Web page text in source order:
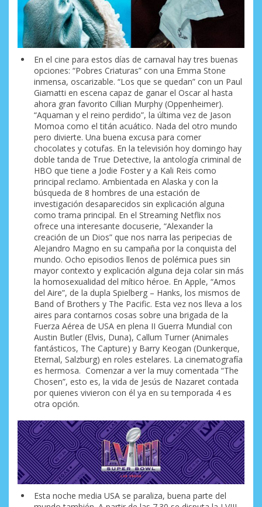
En el cine para estos días de carnaval hay tres buenas
opciones: “Pobres Criaturas” con una Emma Stone
inmensa, oscarizable. “Los que se quedan” con un Paul
Giamatti en escena capaz de ganar el Oscar al hasta
ahora gran favorito Cillian Murphy (Oppenheimer).
“Aquaman y el reino perdido”, la última vez de Jason
Momoa como el titán acuático. Nada del otro mundo
pero divierte. Una buena excusa para comer
chocolates y cotufas. En la televisión hoy domingo hay
doble tanda de True Detective, la antología criminal de
HBO que tiene a Jodie Foster y a Kali Reis como
principal reclamo. Ambientada en Alaska y con la
búsqueda de 8 hombres de una estación de
investigación desaparecidos sin explicación alguna
como trama principal. En el Streaming Netflix nos
ofrece una interesante docuserie, “Alexander la
creación de un Dios” que nos narra las peripecias de
Alejandro Magno en su campaña por la conquista del
mundo. Ocho episodios llenos de polémica pues sin
mayor contexto y explicación alguna deja colar sin más
la homosexualidad del mítico héroe. En Apple, “Amos
del Aire”, de la dupla Spielberg – Hanks, los mismos de
Band of Brothers y The Pacific. Esta vez nos lleva a los
aires para contarnos cosas sobre una brigada de la
Fuerza Aérea de USA en plena II Guerra Mundial con
Austin Butler (Elvis, Duna), Callum Turner (Animales
fantásticos, The Capture) y Barry Keogan (Dunkerque,
Eternal, Salzburg) en roles estelares. La cinematografía
es hermosa. Comenzar a ver la muy comentada “The
Chosen”, esto es, la vida de Jesús de Nazaret contada
por quienes vivieron con él ya en su temporada 4 es
otra opción.
Esta noche media USA se paraliza, buena parte del